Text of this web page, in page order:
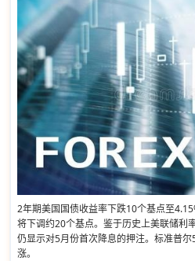
2年期美国国债收益率下跌10个基点至
将下调约20个基点。鉴于历史上美联储利
仍显示对5月份首次降息的押注。标准普
涨。